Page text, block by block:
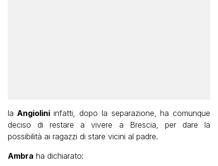
la Angioliniinfatti, dopo la separazione, ha comunque
deciso di restare a vivere a Brescia, per dare la
possibilità ai ragazzi di stare vicini al padre.
Ambra ha dichiarato: